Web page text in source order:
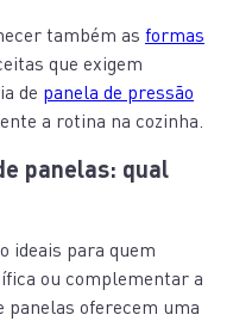
também as formas
que exigem
de panela de pressão
a rotina na cozinha.
panelas: qual
ideais para quem
ou complementar a
panelas oferecem uma